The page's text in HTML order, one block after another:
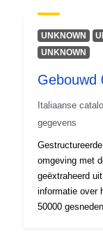
uriRef:
UNKNOWN
UNKNOWN
Gebouwd
Italiaanse
gegevens
omgeving met
geëxtraheerd
informatie over
50000